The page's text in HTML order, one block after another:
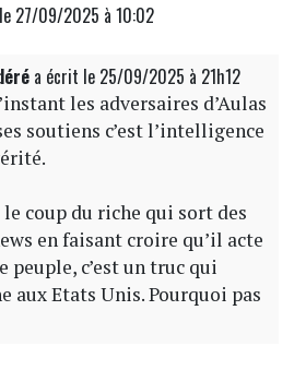
27/09/2025 à 10:02
a écrit le 25/09/2025 à 21h12
les adversaires d’Aulas
soutiens c’est l’intelligence
coup du riche qui sort des
en faisant croire qu’il acte
peuple, c’est un truc qui
aux Etats Unis. Pourquoi pas